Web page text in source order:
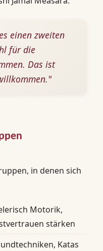
einen zweiten
für die
Das ist
in denen sich
Motorik,
stärken
Katas